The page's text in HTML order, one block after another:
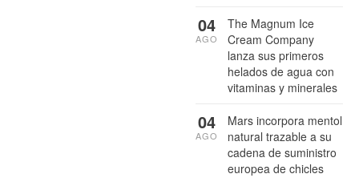
The Magnum Ice
Cream Company
lanza sus primeros
helados de agua con
vitaminas y minerales
04
AGO
Mars incorpora mentol
natural trazable a su
cadena de suministro
europea de chicles
04
AGO